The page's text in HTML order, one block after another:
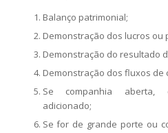
Balanço patrimonial;
Demonstração dos lucros ou
Demonstração do resultado
Demonstração dos fluxos de
Se companhia aberta,
adicionado;
Se for de grande porte ou